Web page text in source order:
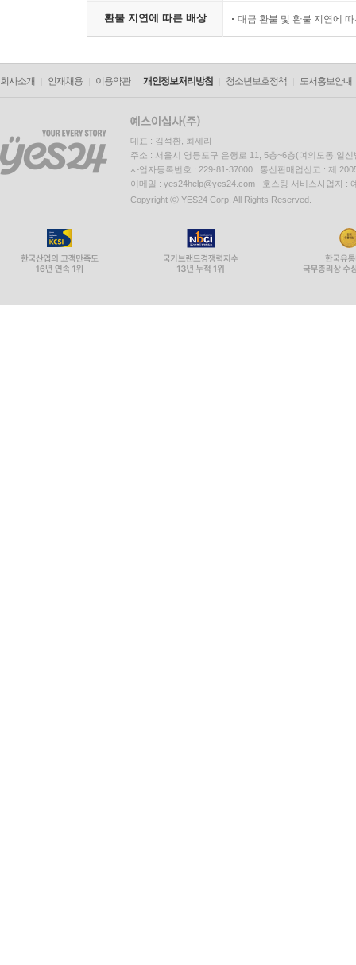
환불 지연에 따른 배상 대금 환불 및 환불 지연에
회사소개 인재채용 이용약관 개인정보처리방침 청소년보호정책 도서홍보안내
대표 : 김석환, 최세라
주소 : 서울시 영등포구 은행로 11, 5층~6층(여의도동,일신
사업자등록번호 : 229-81-37000 통신판매업신고 : 제
이메일 : yes24help@yes24.com 호스팅 서비스사업자 :
Copyright ⓒ YES24 Corp. All Rights Reserved.